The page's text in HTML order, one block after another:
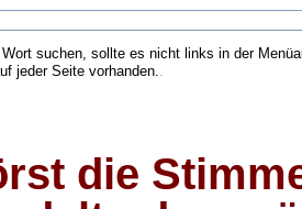
suchen, sollte es nicht links in der
jeder Seite vorhanden..
die